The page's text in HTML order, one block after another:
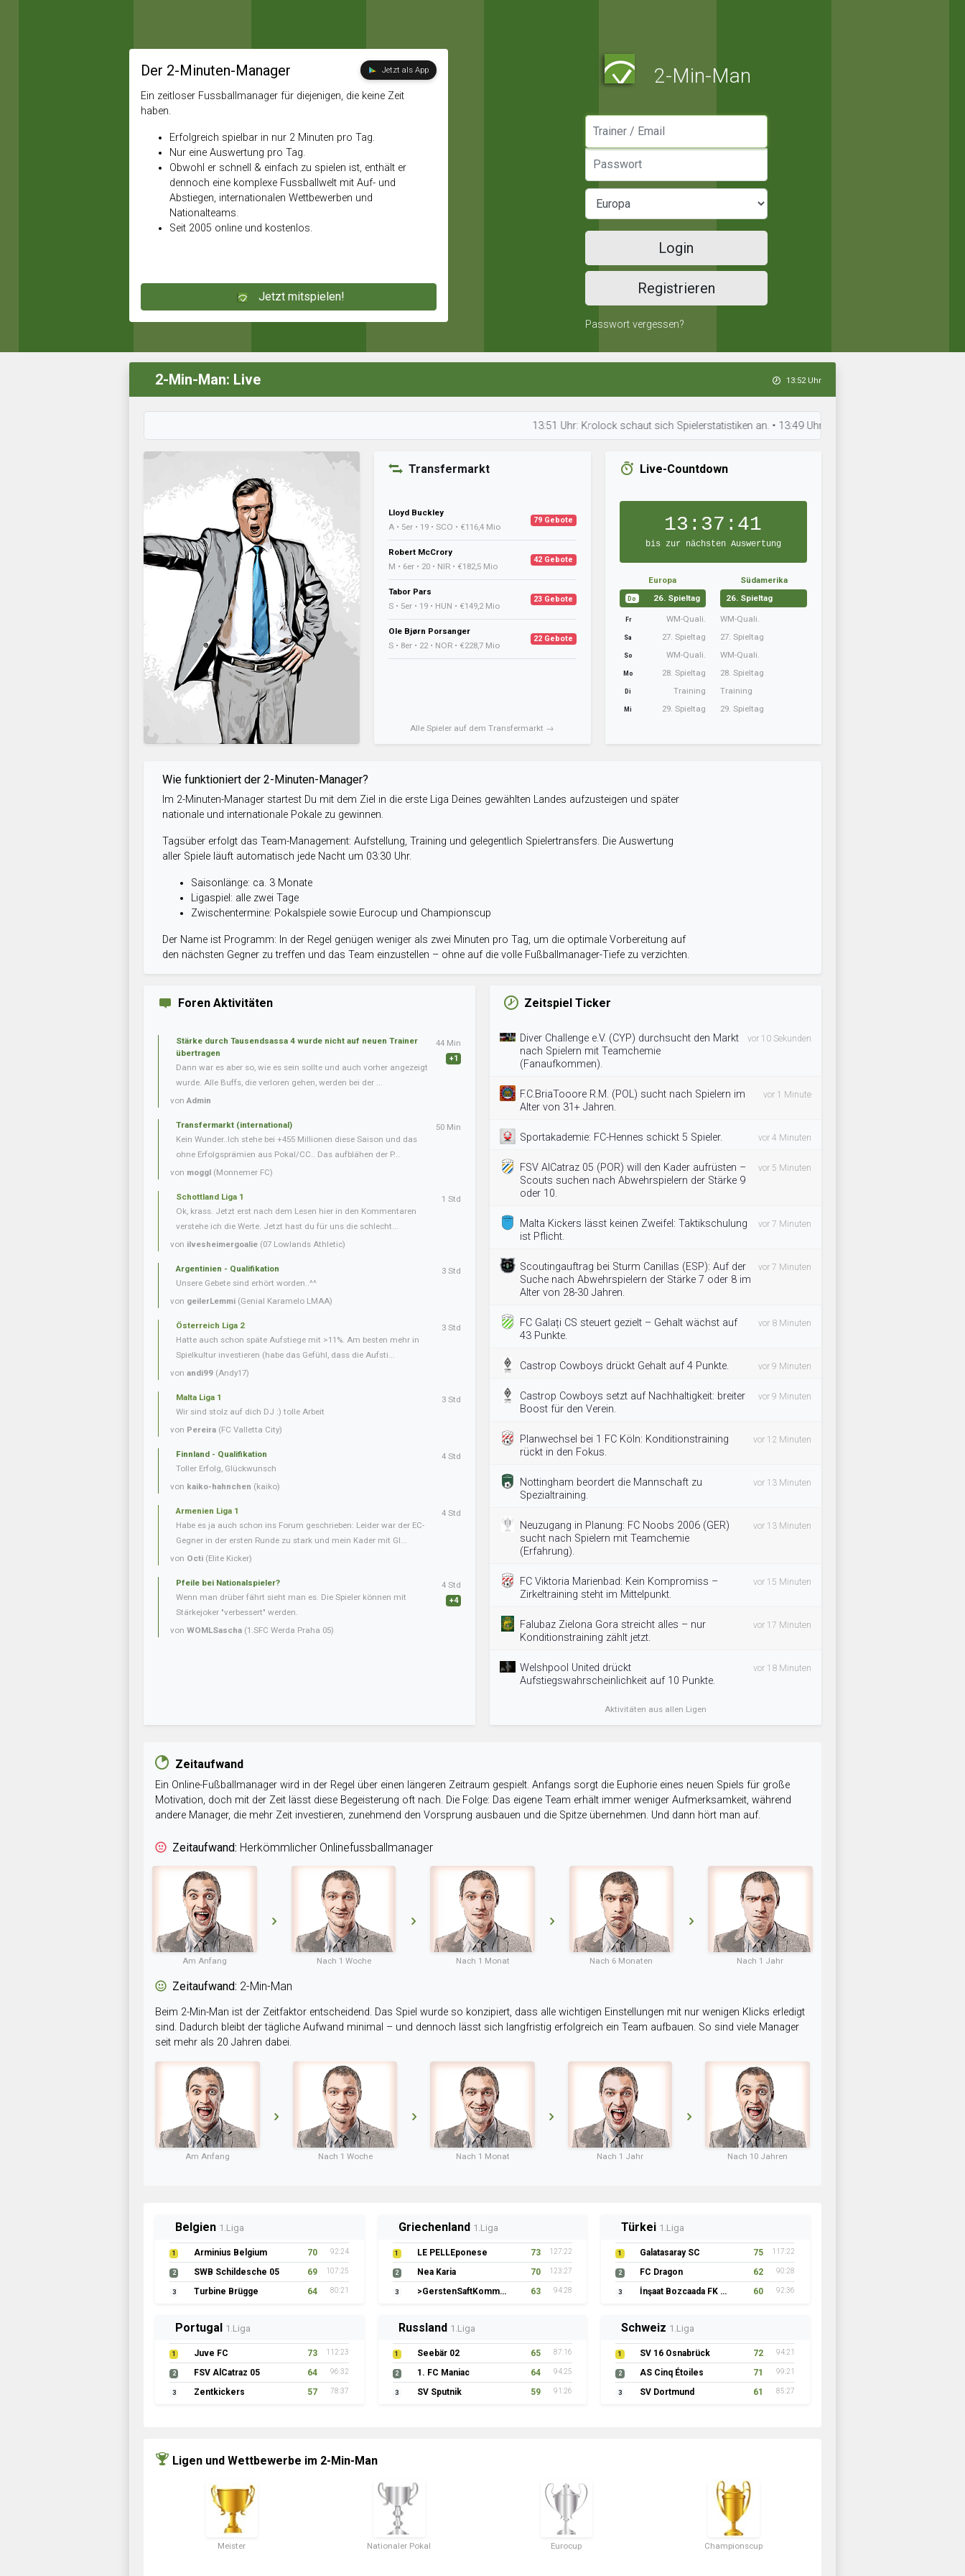
Der 2-Minuten-Manager Jetzt als App
Ein zeitloser Fussballmanager für diejenigen, die keine Zeit
haben.
Erfolgreich spielbar in nur 2 Minuten pro Tag.
Nur eine Auswertung pro Tag.
Obwohl er schnell & einfach zu spielen ist, enthält er
dennoch eine komplexe Fussballwelt mit Auf- und
Abstiegen, internationalen Wettbewerben und
Nationalteams.
Seit 2005 online und kostenlos.
Jetzt mitspielen!
2-Min-Man
Login
Registrieren
Passwort vergessen?
2-Min-Man: Live 13:52 Uhr
13:51 Uhr: Krolock schaut sich Spielerstatistiken an. • 13:49 Uhr: FC Valletta City hat die Aufstellung
Transfermarkt
Lloyd Buckley
A • 5er • 19 • SCO • €116,4 Mio
79 Gebote
Robert McCrory
M • 6er • 20 • NIR • €182,5 Mio
42 Gebote
Tabor Pars
S • 5er • 19 • HUN • €149,2 Mio
23 Gebote
Ole Bjørn Porsanger
S • 8er • 22 • NOR • €228,7 Mio
22 Gebote
Alle Spieler auf dem Transfermarkt →
Live-Countdown
13:37:41
bis zur nächsten Auswertung
Europa
Do 26. Spieltag
Fr WM-Quali.
Sa 27. Spieltag
So WM-Quali.
Mo 28. Spieltag
Di Training
Mi 29. Spieltag
Südamerika
26. Spieltag
WM-Quali.
27. Spieltag
WM-Quali.
28. Spieltag
Training
29. Spieltag
Wie funktioniert der 2-Minuten-Manager?
Im 2-Minuten-Manager startest Du mit dem Ziel in die erste Liga Deines gewählten Landes aufzusteigen und später
nationale und internationale Pokale zu gewinnen.
Tagsüber erfolgt das Team-Management: Aufstellung, Training und gelegentlich Spielertransfers. Die Auswertung
aller Spiele läuft automatisch jede Nacht um 03:30 Uhr.
Saisonlänge: ca. 3 Monate
Ligaspiel: alle zwei Tage
Zwischentermine: Pokalspiele sowie Eurocup und Championscup
Der Name ist Programm: In der Regel genügen weniger als zwei Minuten pro Tag, um die optimale Vorbereitung auf
den nächsten Gegner zu treffen und das Team einzustellen – ohne auf die volle Fußballmanager-Tiefe zu verzichten.
Foren Aktivitäten
Stärke durch Tausendsassa 4 wurde nicht auf neuen Trainer
übertragen
Dann war es aber so, wie es sein sollte und auch vorher angezeigt
wurde. Alle Buffs, die verloren gehen, werden bei der ...
vonAdmin
44 Min
+1
Transfermarkt (international)
Kein Wunder..Ich stehe bei +455 Millionen diese Saison und das
ohne Erfolgsprämien aus Pokal/CC.. Das aufblähen der P...
von moggl (Monnemer FC)
50 Min
Schottland Liga 1
Ok, krass. Jetzt erst nach dem Lesen hier in den Kommentaren
verstehe ich die Werte. Jetzt hast du für uns die schlecht...
von ilvesheimergoalie (07 Lowlands Athletic)
1 Std
Argentinien - Qualifikation
Unsere Gebete sind erhört worden..^^
von geilerLemmi (Genial Karamelo LMAA)
3 Std
Österreich Liga 2
Hatte auch schon späte Aufstiege mit >11%. Am besten mehr in
Spielkultur investieren (habe das Gefühl, dass die Aufsti...
von andi99 (Andy17)
3 Std
Malta Liga 1
Wir sind stolz auf dich DJ :) tolle Arbeit
von Pereira (FC Valletta City)
3 Std
Finnland - Qualifikation
Toller Erfolg, Glückwunsch
von kaiko-hahnchen (kaiko)
4 Std
Armenien Liga 1
Habe es ja auch schon ins Forum geschrieben: Leider war der EC-
Gegner in der ersten Runde zu stark und mein Kader mit Gl...
von Octi (Elite Kicker)
4 Std
Pfeile bei Nationalspieler?
Wenn man drüber fährt sieht man es. Die Spieler können mit
Stärkejoker "verbessert" werden.
von WOMLSascha (1.SFC Werda Praha 05)
4 Std
+4
Zeitspiel Ticker
Diver Challenge e.V. (CYP) durchsucht den Markt
nach Spielern mit Teamchemie
(Fanaufkommen).
vor 10 Sekunden
F.C.BriaTooore R.M. (POL) sucht nach Spielern im
Alter von 31+ Jahren.
vor 1 Minute
Sportakademie: FC-Hennes schickt 5 Spieler. vor 4 Minuten
FSV AlCatraz 05 (POR) will den Kader aufrüsten –
Scouts suchen nach Abwehrspielern der Stärke 9
oder 10.
vor 5 Minuten
Malta Kickers lässt keinen Zweifel: Taktikschulung
ist Pflicht.
vor 7 Minuten
Scoutingauftrag bei Sturm Canillas (ESP): Auf der
Suche nach Abwehrspielern der Stärke 7 oder 8 im
Alter von 28-30 Jahren.
vor 7 Minuten
FC Galați CS steuert gezielt – Gehalt wächst auf
43 Punkte.
vor 8 Minuten
Castrop Cowboys drückt Gehalt auf 4 Punkte. vor 9 Minuten
Castrop Cowboys setzt auf Nachhaltigkeit: breiter
Boost für den Verein.
vor 9 Minuten
Planwechsel bei 1 FC Köln: Konditionstraining
rückt in den Fokus.
vor 12 Minuten
Nottingham beordert die Mannschaft zu
Spezialtraining.
vor 13 Minuten
Neuzugang in Planung: FC Noobs 2006 (GER)
sucht nach Spielern mit Teamchemie
(Erfahrung).
vor 13 Minuten
FC Viktoria Marienbad: Kein Kompromiss –
Zirkeltraining steht im Mittelpunkt.
vor 15 Minuten
Falubaz Zielona Gora streicht alles – nur
Konditionstraining zählt jetzt.
vor 17 Minuten
Welshpool United drückt
Aufstiegswahrscheinlichkeit auf 10 Punkte.
vor 18 Minuten
Aktivitäten aus allen Ligen
Zeitaufwand
Ein Online-Fußballmanager wird in der Regel über einen längeren Zeitraum gespielt. Anfangs sorgt die Euphorie eines neuen Spiels für große
Motivation, doch mit der Zeit lässt diese Begeisterung oft nach. Die Folge: Das eigene Team erhält immer weniger Aufmerksamkeit, während
andere Manager, die mehr Zeit investieren, zunehmend den Vorsprung ausbauen und die Spitze übernehmen. Und dann hört man auf.
Zeitaufwand: Herkömmlicher Onlinefussballmanager
Am Anfang Nach 1 Woche Nach 1 Monat Nach 6 Monaten Nach 1 Jahr
Zeitaufwand: 2-Min-Man
Beim 2-Min-Man ist der Zeitfaktor entscheidend. Das Spiel wurde so konzipiert, dass alle wichtigen Einstellungen mit nur wenigen Klicks erledigt
sind. Dadurch bleibt der tägliche Aufwand minimal – und dennoch lässt sich langfristig erfolgreich ein Team aufbauen. So sind viele Manager
seit mehr als 20 Jahren dabei.
Am Anfang Nach 1 Woche Nach 1 Monat Nach 1 Jahr Nach 10 Jahren
Belgien 1.Liga
1 Arminius Belgium 70 92:24
2 SWB Schildesche 05 69 107:25
3 Turbine Brügge 64 80:21
Griechenland 1.Liga
1 LE PELLEponese 73 127:22
2 Nea Karia 70 123:27
3 >GerstenSaftKommando 63 94:28
Türkei 1.Liga
1 Galatasaray SC 75 117:22
2 FC Dragon 62 90:28
3 İnşaat Bozcaada FK 1957 60 92:36
Portugal 1.Liga
1 Juve FC 73 112:23
2 FSV AlCatraz 05 64 96:32
3 Zentkickers 57 78:37
Russland 1.Liga
1 Seebär 02 65 87:16
2 1. FC Maniac 64 94:25
3 SV Sputnik 59 91:26
Schweiz 1.Liga
1 SV 16 Osnabrück 72 94:21
2 AS Cinq Étoiles 71 99:21
3 SV Dortmund 61 85:27
Ligen und Wettbewerbe im 2-Min-Man
Meister Nationaler Pokal Eurocup Championscup